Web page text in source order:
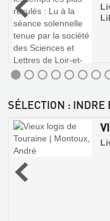
L'EGLISE
LA
TRINITÉ
DE
VENDÔME
Livre
|
SÉLECTION : INDRE